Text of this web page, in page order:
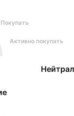
Покупать
Активно покупать